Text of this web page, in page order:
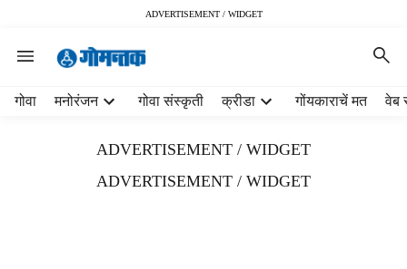
ADVERTISEMENT / WIDGET
गोवा मनोरंजन गोवा संस्कृती क्रीडा गोंयकाराचें मत वेब
ADVERTISEMENT / WIDGET
ADVERTISEMENT / WIDGET